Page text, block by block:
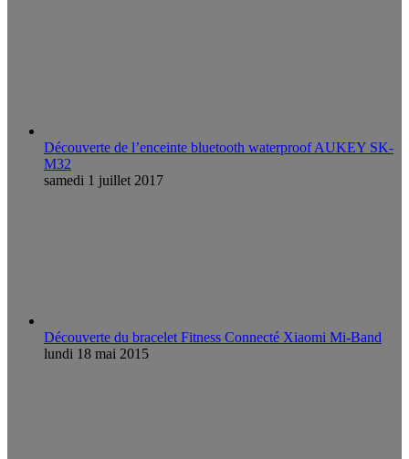
Découverte de l’enceinte bluetooth waterproof AUKEY SK-
M32
samedi 1 juillet 2017
Découverte du bracelet Fitness Connecté Xiaomi Mi-Band
lundi 18 mai 2015